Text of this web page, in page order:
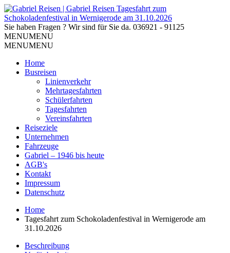
Sie haben Fragen ? Wir sind für Sie da. 036921 - 91125
MENUMENU
MENUMENU
Home
Busreisen
Linienverkehr
Mehrtagesfahrten
Schülerfahrten
Tagesfahrten
Vereinsfahrten
Reiseziele
Unternehmen
Fahrzeuge
Gabriel – 1946 bis heute
AGB's
Kontakt
Impressum
Datenschutz
Home
Tagesfahrt zum Schokoladenfestival in Wernigerode am
31.10.2026
Beschreibung